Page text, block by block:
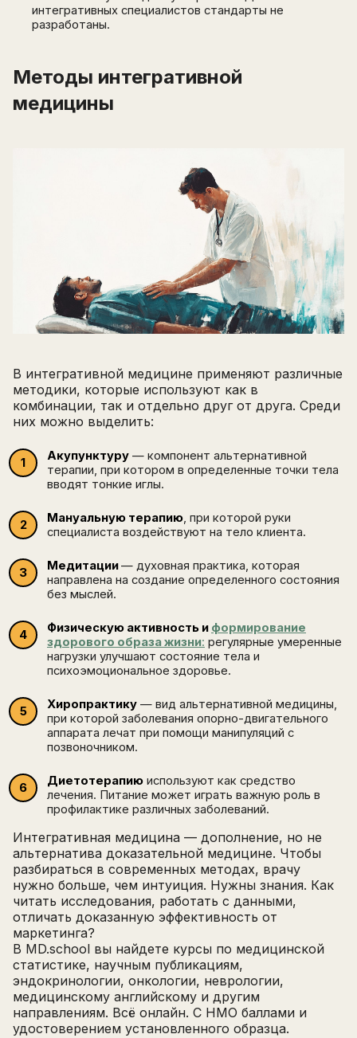
интегративных специалистов стандарты не
разработаны.
Методы интегративной
медицины
В интегративной медицине применяют различные
методики, которые используют как в
комбинации, так и отдельно друг от друга. Среди
них можно выделить:
Акупунктуру — компонент альтернативной
терапии, при котором в определенные точки тела
вводят тонкие иглы.
Мануальную терапию, при которой руки
специалиста воздействуют на тело клиента.
Медитации— духовная практика, которая
направлена на создание определенного состояния
без мыслей.
Физическую активность и формирование
здорового образа жизни: регулярные умеренные
нагрузки улучшают состояние тела и
психоэмоциональное здоровье.
Хиропрактику — вид альтернативной медицины,
при которой заболевания опорно-двигательного
аппарата лечат при помощи манипуляций с
позвоночником.
Диетотерапию используют как средство
лечения. Питание может играть важную роль в
профилактике различных заболеваний.
Интегративная медицина — дополнение, но не
альтернатива доказательной медицине. Чтобы
разбираться в современных методах, врачу
нужно больше, чем интуиция. Нужны знания. Как
читать исследования, работать с данными,
отличать доказанную эффективность от
маркетинга?
В MD.school вы найдете курсы по медицинской
статистике, научным публикациям,
эндокринологии, онкологии, неврологии,
медицинскому английскому и другим
направлениям. Всё онлайн. С НМО баллами и
удостоверением установленного образца.